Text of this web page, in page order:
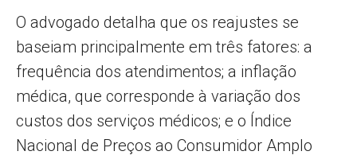
O advogado detalha que os reajustes se
baseiam principalmente em três fatores: a
frequência dos atendimentos; a inflação
médica, que corresponde à variação dos
custos dos serviços médicos; e o Índice
Nacional de Preços ao Consumidor Amplo